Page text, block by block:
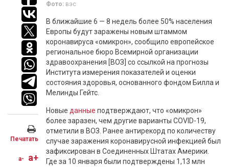
Печатать
a- a+
Фото: вэс
В ближайшие 6 — 8 недель более 50% населения
Европы будут заражены новым штаммом
коронавируса «омикрон», сообщило европейское
региональное бюро Всемирной организации
здравоохранения [ВОЗ] со ссылкой на прогнозы
Института измерения показателей и оценки
состояния здоровья, основанного фондом Билла и
Мелинды Гейтс.
Новые данные подтверждают, что «омикрон»
более заразен, чем другие варианты COVID-19,
отметили в ВОЗ. Ранее антирекорд по количеству
случае заражения коронавирусной инфекцией был
зафиксирован в Соединенных Штатах Америки.
Где за 10 января были подтверждены 1,13 млн